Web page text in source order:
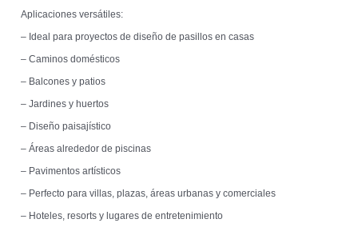
Aplicaciones versátiles:
– Ideal para proyectos de diseño de pasillos en casas
– Caminos domésticos
– Balcones y patios
– Jardines y huertos
– Diseño paisajístico
– Áreas alrededor de piscinas
– Pavimentos artísticos
– Perfecto para villas, plazas, áreas urbanas y comerciales
– Hoteles, resorts y lugares de entretenimiento